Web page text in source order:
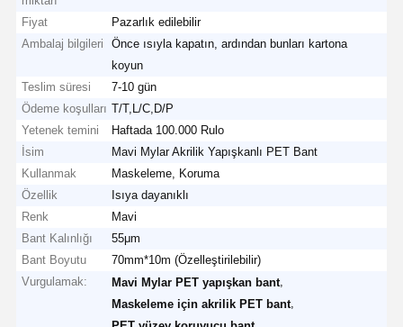
Fiyat
Pazarlık edilebilir
Ambalaj bilgileri
Önce ısıyla kapatın, ardından bunları kartona
koyun
Teslim süresi
7-10 gün
Ödeme koşulları T/T,L/C,D/P
Yetenek temini
Haftada 100.000 Rulo
İsim
Mavi Mylar Akrilik Yapışkanlı PET Bant
Kullanmak
Maskeleme, Koruma
Özellik
Isıya dayanıklı
Renk
Mavi
Bant Kalınlığı
55μm
Bant Boyutu
70mm*10m (Özelleştirilebilir)
Vurgulamak:
Mavi Mylar PET yapışkan bant
Maskeleme için akrilik PET bant